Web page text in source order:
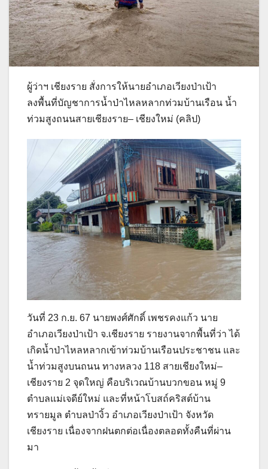
ผู้ว่าฯ เชียงราย สั่งการให้นายอำเภอเวียงป่าเป้า
ลงพื้นที่บัญชาการน้ำป่าไหลหลากท่วมบ้านเรือน น้ำ
ท่วมสูงถนนสายเชียงราย– เชียงใหม่ (คลิป)
วันที่ 23 ก.ย. 67 นายพงศ์ศักดิ์ เพชรคงแก้ว นาย
อำเภอเวียงป่าเป้า จ.เชียงราย รายงานจากพื้นที่ว่า ได้
เกิดน้ำป่าไหลหลากเข้าท่วมบ้านเรือนประชาชน และ
น้ำท่วมสูงบนถนน ทางหลวง 118 สายเชียงใหม่–
เชียงราย 2 จุดใหญ่ คือบริเวณบ้านบวกขอน หมู่ 9
ตำบลแม่เจดีย์ใหม่ และที่หน้าโบสถ์คริสต์บ้าน
ทรายมูล ตำบลป่างิ้ว อำเภอเวียงป่าเป้า จังหวัด
เชียงราย เนื่องจากฝนตกต่อเนื่องตลอดทั้งคืนที่ผ่าน
มา